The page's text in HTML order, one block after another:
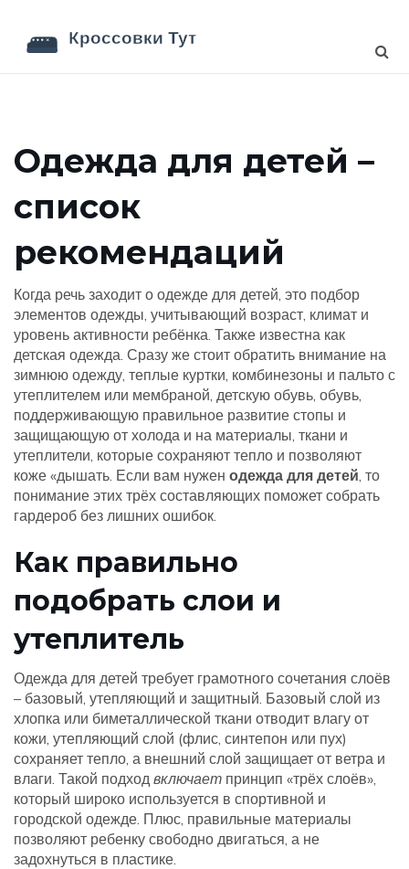
Одежда для детей –
список
рекомендаций
Когда речь заходит о одежде для детей, это подбор
элементов одежды, учитывающий возраст, климат и
уровень активности ребёнка. Также известна как
детская одежда. Сразу же стоит обратить внимание на
зимнюю одежду, теплые куртки, комбинезоны и пальто с
утеплителем или мембраной, детскую обувь, обувь,
поддерживающую правильное развитие стопы и
защищающую от холода и на материалы, ткани и
утеплители, которые сохраняют тепло и позволяют
коже «дышать. Если вам нужен одежда для детей, то
понимание этих трёх составляющих поможет собрать
гардероб без лишних ошибок.
Как правильно
подобрать слои и
утеплитель
Одежда для детей требует грамотного сочетания слоёв
– базовый, утепляющий и защитный. Базовый слой из
хлопка или биметаллической ткани отводит влагу от
кожи, утепляющий слой (флис, синтепон или пух)
сохраняет тепло, а внешний слой защищает от ветра и
влаги. Такой подход включает принцип «трёх слоёв»,
который широко используется в спортивной и
городской одежде. Плюс, правильные материалы
позволяют ребенку свободно двигаться, а не
задохнуться в пластике.